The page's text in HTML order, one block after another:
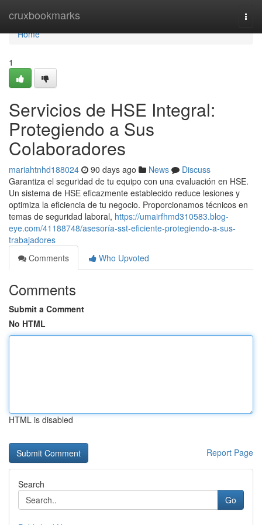
cruxbookmarks
Home
Home
1
Servicios de HSE Integral:
Protegiendo a Sus
Colaboradores
mariahtnhd188024 90 days ago News
Discuss
Garantiza el seguridad de tu equipo con una evaluación en HSE.
Un sistema de HSE eficazmente establecido reduce lesiones y
optimiza la eficiencia de tu negocio. Proporcionamos técnicos en
temas de seguridad laboral, https://umairfhmd310583.blog-
eye.com/41188748/asesoría-sst-eficiente-protegiendo-a-sus-
trabajadores
Comments
Who Upvoted
Comments
Submit a Comment
No HTML
HTML is disabled
Report Page
Search
Go